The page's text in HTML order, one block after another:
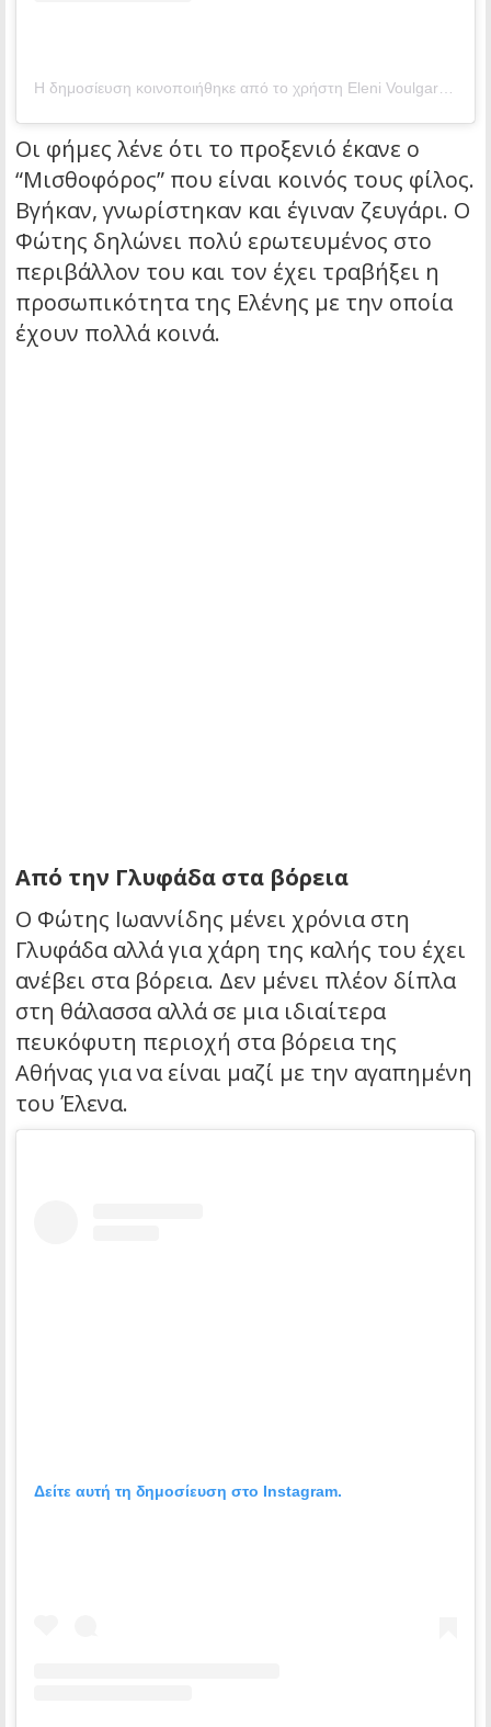
Οι φήμες λένε ότι το προξενιό έκανε ο
“Μισθοφόρος” που είναι κοινός τους φίλος.
Βγήκαν, γνωρίστηκαν και έγιναν ζευγάρι. Ο
Φώτης δηλώνει πολύ ερωτευμένος στο
περιβάλλον του και τον έχει τραβήξει η
προσωπικότητα της Ελένης με την οποία
έχουν πολλά κοινά.
Από την Γλυφάδα στα βόρεια
Ο Φώτης Ιωαννίδης μένει χρόνια στη
Γλυφάδα αλλά για χάρη της καλής του έχει
ανέβει στα βόρεια. Δεν μένει πλέον δίπλα
στη θάλασσα αλλά σε μια ιδιαίτερα
πευκόφυτη περιοχή στα βόρεια της
Αθήνας για να είναι μαζί με την αγαπημένη
του Έλενα.
Δείτε αυτή τη δημοσίευση στο Instagram.